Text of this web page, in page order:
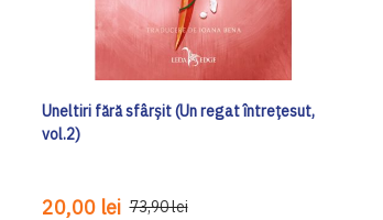
Uneltiri fără sfârșit (Un regat întrețesut,
vol.2)
20,00 lei 73,90 lei